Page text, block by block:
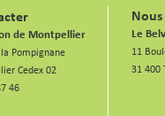
de Montpellier
Pompignane
Cedex 02
46
Le
11
31 400